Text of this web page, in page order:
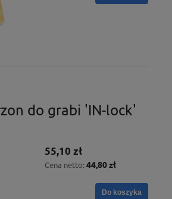
do grabi 'IN-lock'
55,10 zł
Cena netto: 44,80 zł
Do koszyka